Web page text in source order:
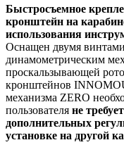
Быстросъемное
кронштейн на
использования
Оснащен двумя
динамометрическим
проскальзывающей
кронштейнов
механизма ZERO
пользователя не
дополнительных
установке на другой